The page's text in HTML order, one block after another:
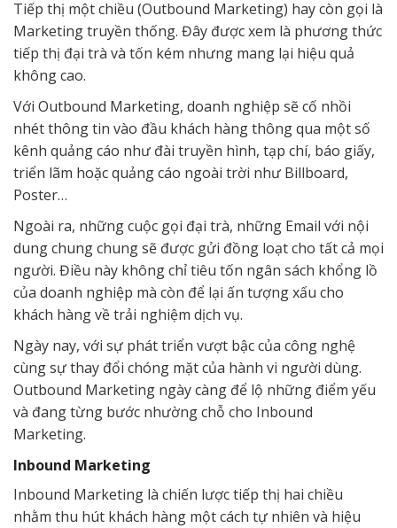
Tiếp thị một chiều (Outbound Marketing) hay còn gọi là
Marketing truyền thống. Đây được xem là phương thức
tiếp thị đại trà và tốn kém nhưng mang lại hiệu quả
không cao.
Với Outbound Marketing, doanh nghiệp sẽ cố nhồi
nhét thông tin vào đầu khách hàng thông qua một số
kênh quảng cáo như đài truyền hình, tạp chí, báo giấy,
triển lãm hoặc quảng cáo ngoài trời như Billboard,
Poster…
Ngoài ra, những cuộc gọi đại trà, những Email với nội
dung chung chung sẽ được gửi đồng loạt cho tất cả mọi
người. Điều này không chỉ tiêu tốn ngân sách khổng lồ
của doanh nghiệp mà còn để lại ấn tượng xấu cho
khách hàng về trải nghiệm dịch vụ.
Ngày nay, với sự phát triển vượt bậc của công nghệ
cùng sự thay đổi chóng mặt của hành vi người dùng.
Outbound Marketing ngày càng để lộ những điểm yếu
và đang từng bước nhường chỗ cho Inbound
Marketing.
Inbound Marketing
Inbound Marketing là chiến lược tiếp thị hai chiều
nhằm thu hút khách hàng một cách tự nhiên và hiệu